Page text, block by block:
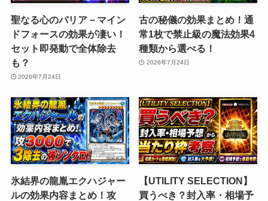
聖なる心のバリア－マイン
ドフォースの効果が凄い！
セット即発動で全体除去
も？
2026年7月24日
古の秘儀の効果まとめ！通
常1枚で禁止級の魔法効果4
種類から選べる！
2026年7月24日
氷結界の龍胤エクハジャー
ルの効果内容まとめ！攻
【UTILITY SELECTION】
買うべき？封入率・相場予